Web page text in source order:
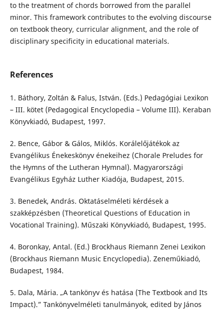
to the treatment of chords borrowed from the parallel
minor. This framework contributes to the evolving discourse
on textbook theory, curricular alignment, and the role of
disciplinary specificity in educational materials.
References
1. Báthory, Zoltán & Falus, István. (Eds.) Pedagógiai Lexikon
– III. kötet (Pedagogical Encyclopedia – Volume III). Keraban
Könyvkiadó, Budapest, 1997.
2. Bence, Gábor & Gálos, Miklós. Korálelőjátékok az
Evangélikus Énekeskönyv énekeihez (Chorale Preludes for
the Hymns of the Lutheran Hymnal). Magyarországi
Evangélikus Egyház Luther Kiadója, Budapest, 2015.
3. Benedek, András. Oktatáselméleti kérdések a
szakképzésben (Theoretical Questions of Education in
Vocational Training). Műszaki Könyvkiadó, Budapest, 1995.
4. Boronkay, Antal. (Ed.) Brockhaus Riemann Zenei Lexikon
(Brockhaus Riemann Music Encyclopedia). Zeneműkiadó,
Budapest, 1984.
5. Dala, Mária. „A tankönyv és hatása (The Textbook and Its
Impact).” Tankönyvelméleti tanulmányok, edited by János